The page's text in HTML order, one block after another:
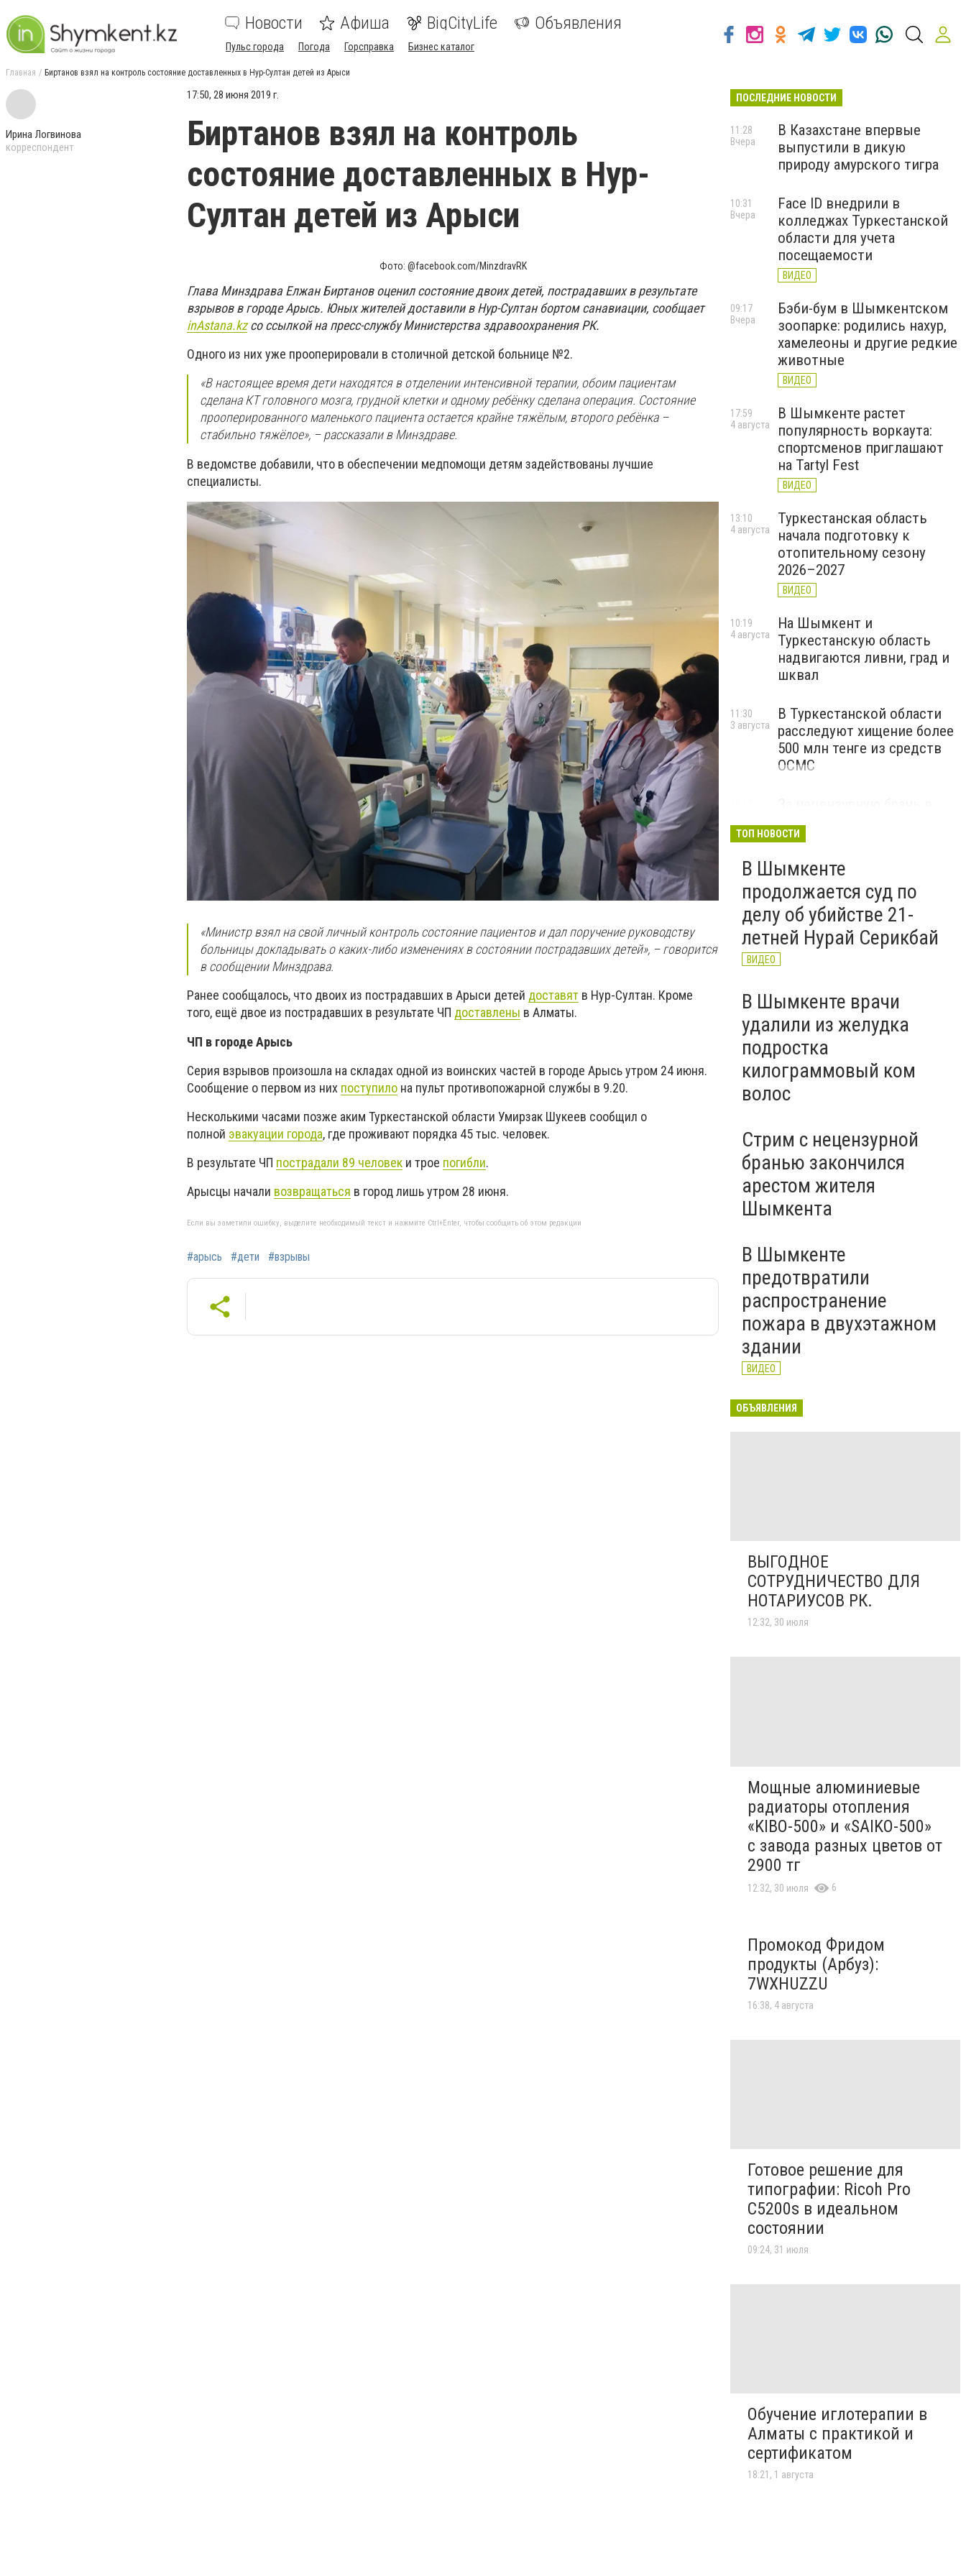
Новости Афиша BigCityLife Объявления
Пульс города Погода Горсправка Бизнес каталог
Главная Биртанов взял на контроль состояние доставленных в Нур-Султан детей из Арыси
Ирина Логвинова
корреспондент
17:50, 28 июня 2019 г.
Биртанов взял на контроль
состояние доставленных в Нур-
Султан детей из Арыси
Фото: @facebook.com/MinzdravRK
Глава Минздрава Елжан Биртанов оценил состояние двоих детей, пострадавших в результате
взрывов в городе Арысь. Юных жителей доставили в Нур-Султан бортом санавиации, сообщает
inAstana.kzсо ссылкой на пресс-службу Министерства здравоохранения РК.
Одного из них уже прооперировали в столичной детской больнице №2.
«В настоящее время дети находятся в отделении интенсивной терапии, обоим пациентам
сделана КТ головного мозга, грудной клетки и одному ребёнку сделана операция. Состояние
прооперированного маленького пациента остается крайне тяжёлым, второго ребёнка –
стабильно тяжёлое», – рассказали в Минздраве.
В ведомстве добавили, что в обеспечении медпомощи детям задействованы лучшие
специалисты.
«Министр взял на свой личный контроль состояние пациентов и дал поручение руководству
больницы докладывать о каких-либо изменениях в состоянии пострадавших детей», – говорится
в сообщении Минздрава.
Ранее сообщалось, что двоих из пострадавших в Арыси детей доставят в Нур-Султан. Кроме
того, ещё двое из пострадавших в результате ЧП доставлены в Алматы.
ЧП в городе Арысь
Серия взрывов произошла на складах одной из воинских частей в городе Арысь утром 24 июня.
Сообщение о первом из них поступило на пульт противопожарной службы в 9.20.
Несколькими часами позже аким Туркестанской области Умирзак Шукеев сообщил о
полной эвакуации города, где проживают порядка 45 тыс. человек.
В результате ЧП пострадали 89 человек и трое погибли.
Арысцы начали возвращаться в город лишь утром 28 июня.
Если вы заметили ошибку, выделите необходимый текст и нажмите Ctrl+Enter, чтобы сообщить об этом редакции
#арысь #дети #взрывы
ПОСЛЕДНИЕ НОВОСТИ
В Казахстане впервые
выпустили в дикую
природу амурского тигра
11:28
Вчера
Face ID внедрили в
колледжах Туркестанской
области для учета
посещаемости
ВИДЕО
10:31
Вчера
Бэби-бум в Шымкентском
зоопарке: родились нахур,
хамелеоны и другие редкие
животные
ВИДЕО
09:17
Вчера
В Шымкенте растет
популярность воркаута:
спортсменов приглашают
на Tartyl Fest
ВИДЕО
17:59
4 августа
Туркестанская область
начала подготовку к
отопительному сезону
2026–2027
ВИДЕО
13:10
4 августа
На Шымкент и
Туркестанскую область
надвигаются ливни, град и
шквал
10:19
4 августа
В Туркестанской области
расследуют хищение более
500 млн тенге из средств
ОСМС
11:30
3 августа
соцсетях и на улице
казахстанцам грозят
ВИДЕО
ТОП НОВОСТИ
В Шымкенте
продолжается суд по
делу об убийстве 21-
летней Нурай Серикбай
ВИДЕО
В Шымкенте врачи
удалили из желудка
подростка
килограммовый ком
волос
Стрим с нецензурной
бранью закончился
арестом жителя
Шымкента
В Шымкенте
предотвратили
распространение
пожара в двухэтажном
здании
ВИДЕО
ОБЪЯВЛЕНИЯ
ВЫГОДНОЕ
СОТРУДНИЧЕСТВО ДЛЯ
НОТАРИУСОВ РК.
12:32, 30 июля
Мощные алюминиевые
радиаторы отопления
«KIBO-500» и «SAIKO-500»
с завода разных цветов от
2900 тг
12:32, 30 июля 6
Промокод Фридом
продукты (Арбуз):
7WXHUZZU
16:38, 4 августа
Готовое решение для
типографии: Ricoh Pro
C5200s в идеальном
состоянии
09:24, 31 июля
Обучение иглотерапии в
Алматы с практикой и
сертификатом
18:21, 1 августа